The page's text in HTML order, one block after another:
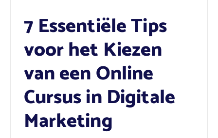
7 Essentiële Tips
voor het Kiezen
van een Online
Cursus in Digitale
Marketing